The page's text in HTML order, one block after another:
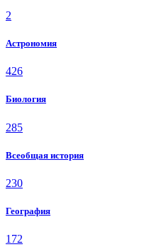
2
Астрономия
426
Биология
285
Всеобщая история
230
География
172